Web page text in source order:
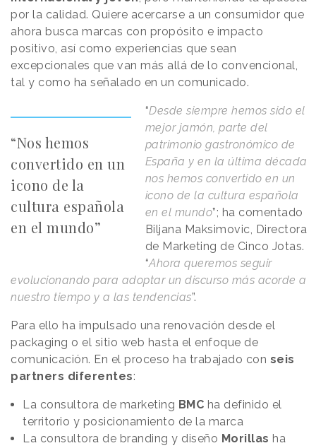
por la calidad. Quiere acercarse a un consumidor que
ahora busca marcas con propósito e impacto
positivo, así como experiencias que sean
excepcionales que van más allá de lo convencional,
tal y como ha señalado en un comunicado.
“Nos hemos
convertido en un
icono de la
cultura española
en el mundo”
“Desde siempre hemos sido el
mejor jamón, parte del
patrimonio gastronómico de
España y en la última década
nos hemos convertido en un
icono de la cultura española
en el mundo”; ha comentado
Biljana Maksimovic, Directora
de Marketing de Cinco Jotas.
“Ahora queremos seguir
evolucionando para adoptar un discurso más acorde a
nuestro tiempo y a las tendencias”.
Para ello ha impulsado una renovación desde el
packaging o el sitio web hasta el enfoque de
comunicación. En el proceso ha trabajado con seis
partners diferentes:
La consultora de marketing BMC ha definido el
territorio y posicionamiento de la marca
La consultora de branding y diseño Morillas ha